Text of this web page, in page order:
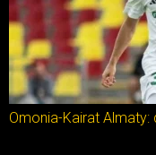
Omonia-Kairat